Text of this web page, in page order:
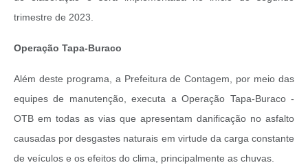
trimestre de 2023.
Operação Tapa-Buraco
Além deste programa, a Prefeitura de Contagem, por meio das
equipes de manutenção, executa a Operação Tapa-Buraco -
OTB em todas as vias que apresentam danificação no asfalto
causadas por desgastes naturais em virtude da carga constante
de veículos e os efeitos do clima, principalmente as chuvas.